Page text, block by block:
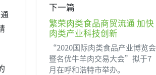
下一篇
繁荣肉类食品商贸流通 加快
肉类产业科技创新
“2020国际肉类食品产业博览会
暨名优牛羊肉交易大会”拟于7
月在呼和浩特市举办。